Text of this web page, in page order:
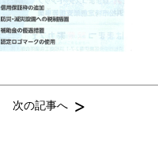
次の記事へ >